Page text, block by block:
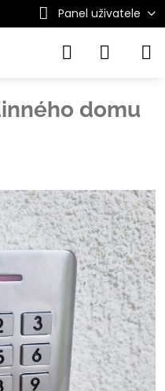
Panel uživatele
domu